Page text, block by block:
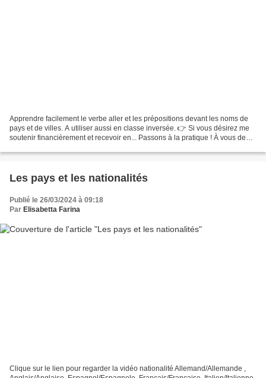
Apprendre facilement le verbe aller et les prépositions devant les noms de
pays et de villes. A utiliser aussi en classe inversée. 👉 Si vous désirez me
soutenir financièrement et recevoir en... Passons à la pratique ! À vous de
Les pays et les nationalités
Publié le 26/03/2024 à 09:18
Par Elisabetta Farina
Clique sur le lien pour regarder la vidéo nationalité Allemand/Allemande ,